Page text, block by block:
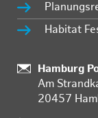
Habitat
Standort:
Hamburg
Am
20457